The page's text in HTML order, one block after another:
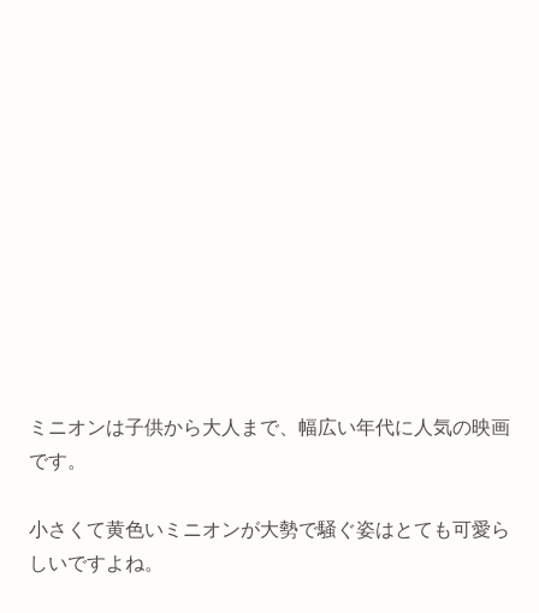
ミニオンは子供から大人まで、幅広い年代に人気の映画
です。
小さくて黄色いミニオンが大勢で騒ぐ姿はとても可愛ら
しいですよね。